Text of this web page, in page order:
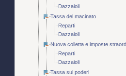
Dazzaioli
Tassa del macinato
Reparti
Dazzaioli
Nuova colletta e imposte
Reparti
Dazzaioli
Tassa sui poderi